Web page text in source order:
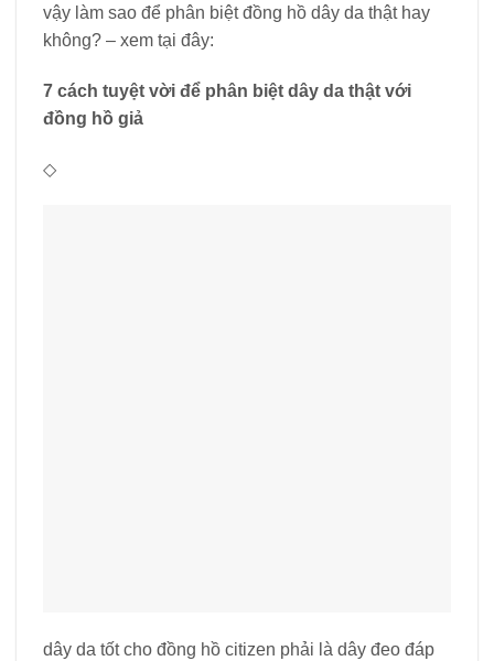
vậy làm sao để phân biệt đồng hồ dây da thật hay
không? – xem tại đây:
7 cách tuyệt vời để phân biệt dây da thật với
đồng hồ giả
◇
dây da tốt cho đồng hồ citizen phải là dây đeo đáp